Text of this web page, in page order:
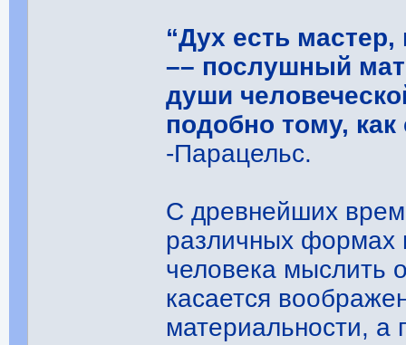
“Дух есть
–– послушный
души
подобно тому,
-Парацельс.
С древнейших
различных формах
человека мыслить
касается
материальности, а